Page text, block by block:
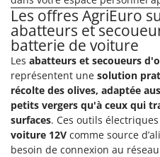
Les offres AgriEuro
abatteurs et
batterie de voiture
Les abatteurs et secoueurs
représentent une solution
récolte des olives, adaptée
petits vergers qu'à ceux qui
surfaces. Ces outils
voiture 12V comme source
besoin de connexion au